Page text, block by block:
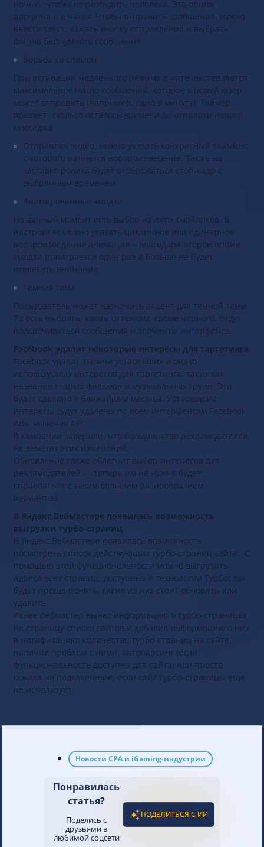
ночью, чтобы не разбудить человека. Эта опция
доступна и в чатах. Чтобы отправить сообщение, нужно
ввести текст, зажать кнопку отправления и выбрать
опцию бесшумного сообщения.
Борьба со спамом
При активации медленного режима в чате выставляется
максимальное число сообщений, которое каждый юзер
может отправить (например, одно в минуту). Таймер
покажет, сколько осталось времени до отправки нового
месседжа.
Отправляя видео, можно указать конкретный тайминг,
с которого начнется воспроизведение. Также на
заставке ролика будет отображаться стоп-кадр с
выбранным временем.
Анимированные эмодзи
На данный момент есть выбор из пяти смайликов. В
настройках можно указать цикличное или одинарное
воспроизведение анимации – благодаря второй опции
эмодзи проиграется один раз и больше не будет
отвлекать внимание.
Темная тема
Пользователь может назначить акцент для темной темы.
То есть выбрать, каким оттенком, кроме черного, будут
подсвечиваться сообщения и элементы интерфейса.
Facebook удалит некоторые интересы для таргетинга
Facebook удалит тысячи устаревших и редко
используемых интересов для таргетинга, таких как
названия старых фильмов и музыкальных групп. Это
будет сделано в ближайшие месяцы. Устаревшие
интересы будут удалены по всем интерфейсам Facebook
Ads, включая API.
В компании заверили, что большинство рекламодателей
не заметят этих изменений.
Обновление также облегчит выбор интересов для
рекламодателей — теперь им не нужно будет
справляться с таким большим разнообразием
вариантов.
В Яндекс.Вебмастере появилась возможность
выгрузки турбо-страниц
В Яндекс.Вебмастере появилась возможность
посмотреть список действующих турбо-страниц сайта. С
помощью этой функциональности можно выгрузить
адреса всех страниц, доступных в технологии Турбо: так
будет проще понять, какие из них стоит обновить или
удалить.
Ранее Вебмастер вынес информацию о турбо-страницах
на страницу списка сайтов и добавил информацию о них
в нотификацию: количество турбо-страниц на сайте,
наличие проблем с ними, автопарсинг (если
функциональность доступна для сайта) или просто
ссылка на подключение, если сайт турбо-страницы еще
не использует.
Новости CPA и iGaming-индустрии
Понравилась
статья?
Поделись с
друзьями в
любимой соцсети
ПОДЕЛИТЬСЯ С ИИ